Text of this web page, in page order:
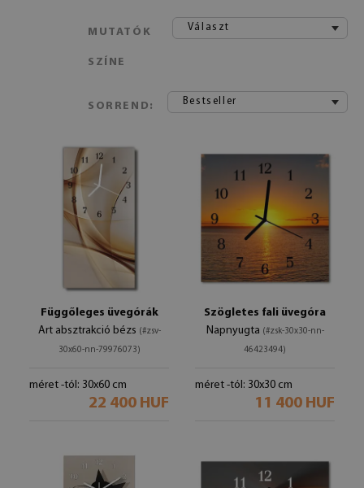
MUTATÓK
SZÍNE
Választ
SORREND: Bestseller
Függőleges üvegórák
Art absztrakció bézs (#zsv-
30x60-nn-79976073)
méret -tól: 30x60 cm
22 400 HUF
Szögletes fali üvegóra
Napnyugta (#zsk-30x30-nn-
46423494)
méret -tól: 30x30 cm
11 400 HUF